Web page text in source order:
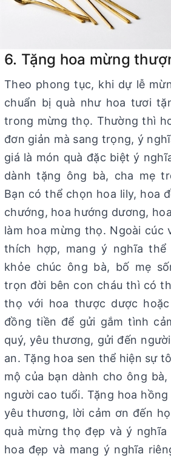
6. Tặng hoa mừng
Theo phong tục, khi dự lễ
chuẩn bị quà như hoa tươi
trong mừng thọ. Thường thì
đơn giản mà sang trọng, ý
giá là món quà đặc biệt ý
dành tặng ông bà, cha mẹ
Bạn có thể chọn hoa lily, hoa
chướng, hoa hướng dương,
làm hoa mừng thọ. Ngoài cúc
thích hợp, mang ý nghĩa thể
khỏe chúc ông bà, bố mẹ
trọn đời bên con cháu thì có
thọ với hoa thược dược
đồng tiền để gửi gắm tình
quý, yêu thương, gửi đến
an. Tặng hoa sen thể hiện sự
mộ của bạn dành cho ông
người cao tuổi. Tặng hoa
yêu thương, lời cảm ơn đến
quà mừng thọ đẹp và ý
hoa đẹp và mang ý nghĩa